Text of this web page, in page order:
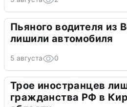
Пьяного водителя из
лишили автомобиля
5 августа 0
Трое иностранцев
гражданства РФ в